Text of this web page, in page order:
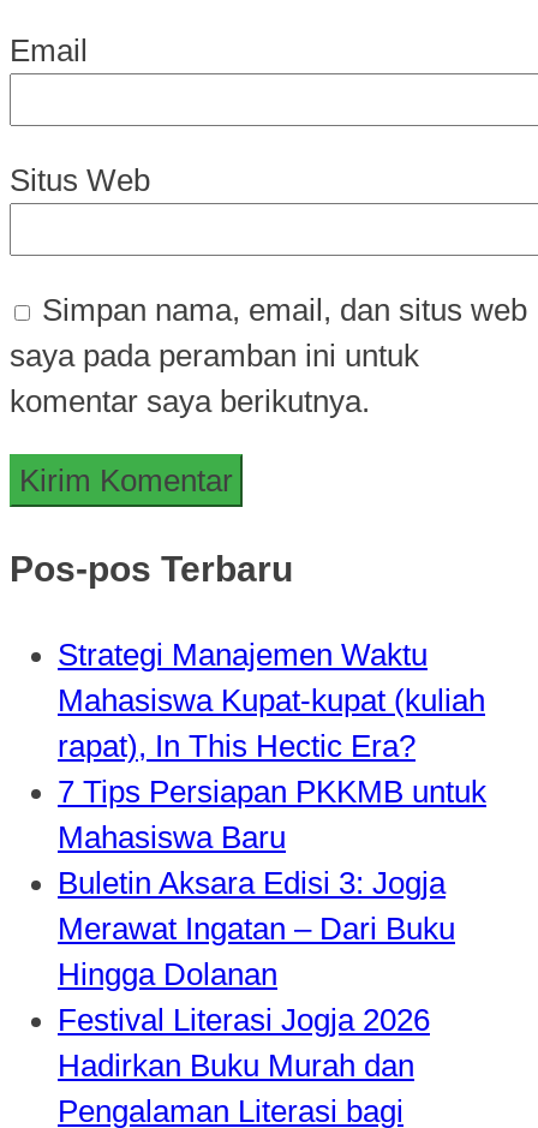
Email
Situs Web
Simpan nama, email, dan situs web
saya pada peramban ini untuk
komentar saya berikutnya.
Pos-pos Terbaru
Strategi Manajemen Waktu
Mahasiswa Kupat-kupat (kuliah
rapat), In This Hectic Era?
7 Tips Persiapan PKKMB untuk
Mahasiswa Baru
Buletin Aksara Edisi 3: Jogja
Merawat Ingatan – Dari Buku
Hingga Dolanan
Festival Literasi Jogja 2026
Hadirkan Buku Murah dan
Pengalaman Literasi bagi